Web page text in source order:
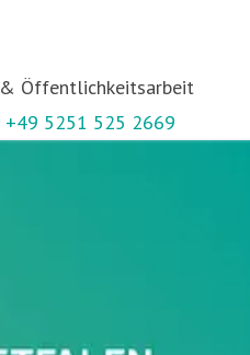
Öffentlichkeitsarbeit
+49 5251 525 2669